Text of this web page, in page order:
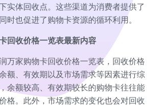
实体回收点。这些渠道为消费者提供了
时也促进了购物卡资源的循环利用。
回收价格一览表最新内容
万家购物卡回收价格一览表，回收价格
额、有效期以及市场需求等因素进行综
余额较高、有效期较长的购物卡往往能
格。此外，市场需求的变化也会对回收